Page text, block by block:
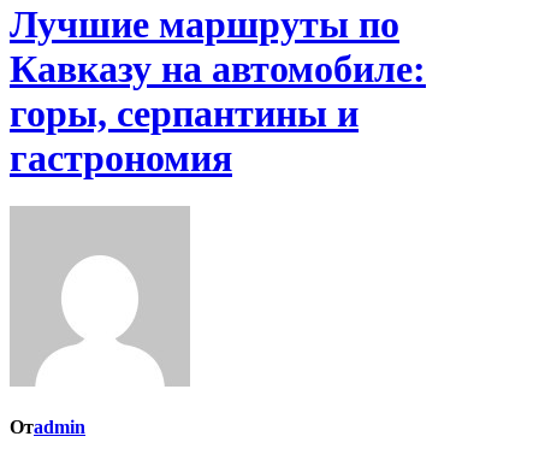
Лучшие маршруты по
Кавказу на автомобиле:
горы, серпантины и
гастрономия
Отadmin